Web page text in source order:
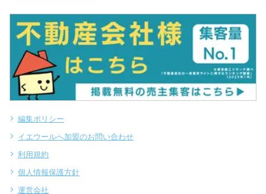
編集ポリシー
イエウールへ加盟のお問い合わせ
利用規約
個人情報保護方針
運営会社